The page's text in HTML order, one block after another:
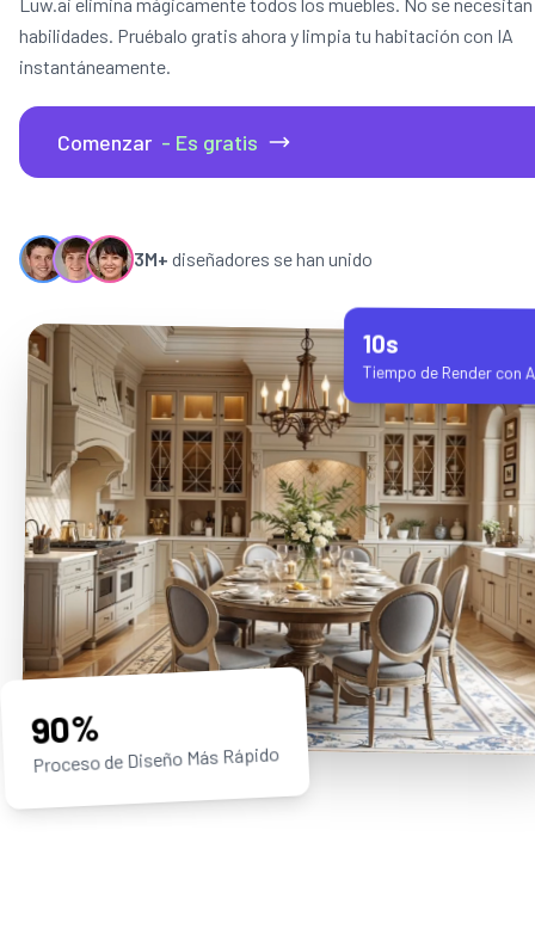
habilidades. Pruébalo gratis ahora y limpia tu habitación con IA
instantáneamente.
Comenzar - Es gratis
3M+ diseñadores se han unido
90%
Proceso de Diseño Más Rápido
10s
Tiempo de Render con